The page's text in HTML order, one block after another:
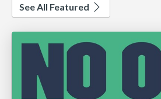
See All Featured